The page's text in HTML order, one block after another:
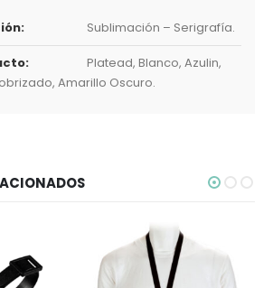
Sublimación – Serigrafía.
Platead, Blanco, Azulin,
Amarillo Oscuro.